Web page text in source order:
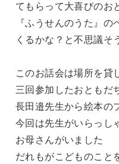
てもらって大喜びのお
『ふうせんのうた』
くるかな？ と不思議そ
このお話会は場所を貸
三回参加したおともだ
長田邉先生から絵本の
今回は先生がいらっし
お母さんがいました
だれもがこどものこと